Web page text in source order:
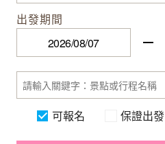
出發期間
可報名 保證出發